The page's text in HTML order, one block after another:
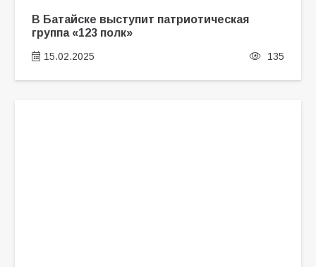
В Батайске выступит патриотическая
группа «123 полк»
15.02.2025 135